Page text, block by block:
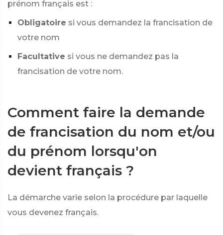
prénom français est :
Obligatoire si vous demandez la francisation de
votre nom
Facultative si vous ne demandez pas la
francisation de votre nom.
Comment faire la demande
de francisation du nom et/ou
du prénom lorsqu'on
devient français ?
La démarche varie selon la procédure par laquelle
vous devenez français.